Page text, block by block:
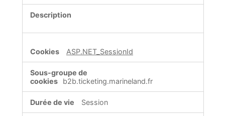
ASP.NET_SessionId
b2b.ticketing.marineland.fr
Session